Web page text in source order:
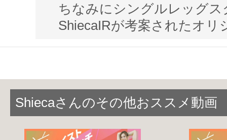
興味がある方にはとても参考になるハ
トレーニングをしながらどこをどうや
トレーナーの思考を読み解く事で知識
理想の体を目指しながら週２～３回の
ちなみにシングルレッグス
ShiecaIRが考案されたオ
Shiecaさんのその他おススメ動画